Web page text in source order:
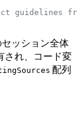
guidelines from
ッション全体
され、コード変
配列